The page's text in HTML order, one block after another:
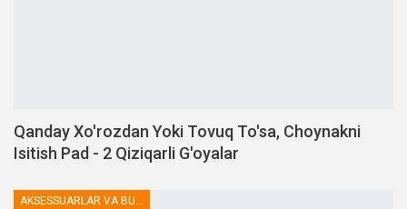
Qanday Xo'rozdan Yoki Tovuq To'sa, Choynakni
Isitish Pad - 2 Qiziqarli G'oyalar
AKSESSUARLAR VA BUTLOVCHILAR